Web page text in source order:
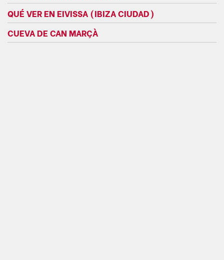
QUÉ VER EN EIVISSA (IBIZA CIUDAD)
CUEVA DE CAN MARÇÀ